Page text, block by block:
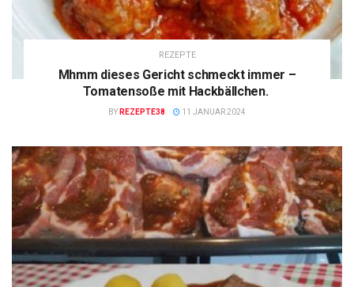
REZEPTE
Mhmm dieses Gericht schmeckt immer –
Tomatensoße mit Hackbällchen.
BY REZEPTE38 11 JANUAR 2024